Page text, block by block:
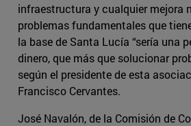
infraestructura y cualquier mejora
problemas fundamentales que
la base de Santa Lucía “sería una
dinero, que más que solucionar
según el presidente de esta
Francisco Cervantes.
José Navalón, de la Comisión de